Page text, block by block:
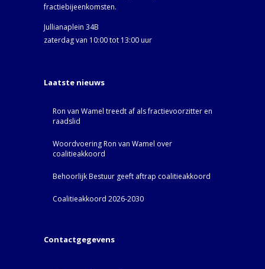
fractiebijeenkomsten.
Jullianaplein 34B
zaterdag van 10:00 tot 13:00 uur
Laatste nieuws
Ron van Wamel treedt af als fractievoorzitter en
raadslid
Woordvoering Ron van Wamel over
coalitieakkoord
Behoorlijk Bestuur geeft aftrap coalitieakkoord
Coalitieakkoord 2026-2030
Contactgegevens